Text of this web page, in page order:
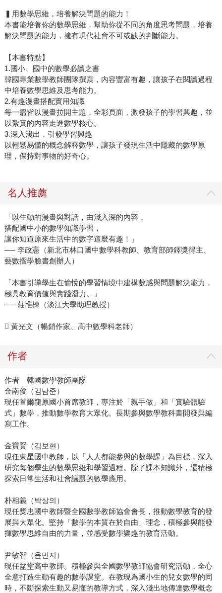
▍用數學思維，培養解決問題的能力！
本書能培養你的數學思維，幫助你從不同的角度思考問題，培養
解決問題的能力，擁有現代社會不可或缺的判斷能力。
【本書特點】
1.國小、國中的數學必讀之書
韓國專業數學教師團隊撰寫，內容豐富有趣，讓孩子在閱讀過程
中培養數學思維及思考能力。
2.有趣漫畫搭配實用知識
每一篇皆以漫畫拉開主題，全彩頁面，激發孩子的學習興趣，並
以紮實的內容走進數學核心。
3.深入淺出，引發學習興趣
以輕鬆易懂的概念解釋數學，讓孩子發現生活中隱藏的數學原
理，保持對事物的好奇心。
名人推薦
「以生動的漫畫與對話，由淺入深的內容，
搭配國中小的數學知識學習，
讓你知道原來生活中的數字這麼有趣！」
── 李政憲（新北市林口國中數學科教師、教育部師鐸獎得主、
藝數摺學臉書創辦人）
「本書引導學生在愉悅的學習情境中建構數感與問題解決能力，
極具教育價值與實踐潛力。」
── 莊惟棟（淡江大學助理教授）
 黃光文（暢銷作家、高中數學科老師）
作者
作者 韓國數學教師團隊
金南俊（김남준）
現任首爾龍原國小首席教師，專注於「親手做」和「實驗體驗
式」數學，推動數學教育大眾化。長期參與數學教科書開發與編
寫工作。
金寶賢（김보현）
現任東星國中教師，以「人人都能參與的數學課」為目標，深入
研究每個學生的數學思維和學習過程。除了課本知識外，還積極
探索日常生活和社會議題的數學應用。
朴相義（박상의）
現任獎忠國中教師暨全國數學教師協會會長，推動數學教育的發
展與大眾化。堅持「數學的本質在於自由」理念，積極參與能發
揮數學思維自由的力量，並感受數學樂趣的教育活動。
尹敏智（윤민지）
現任盆堂高中教師。積極參與全國數學教師協會研究活動，全心
全意打造生動有趣的數學課堂。在教現為國小生的兒女數學的同
時，不斷探索生動又易懂的教導方式，深入淺出地傳達數學概念